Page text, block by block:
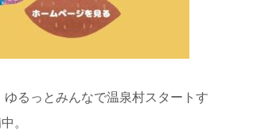
ゆるっとみんなで温泉村スタートす
。